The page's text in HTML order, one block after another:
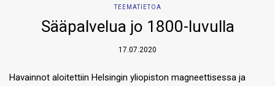
TEEMATIETOA
Sääpalvelua jo 1800-luvulla
17.07.2020
Havainnot aloitettiin Helsingin yliopiston magneettisessa ja